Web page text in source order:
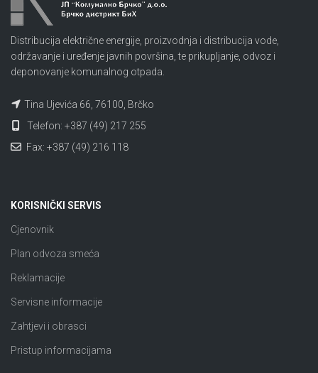
Distribucija električne energije, proizvodnja i distribucija vode,
održavanje i uređenje javnih površina, te prikupljanje, odvoz i
deponovanje komunalnog otpada.
Tina Ujevića 66, 76100, Brčko
Telefon: +387 (49) 217 255
Fax: +387 (49) 216 118
KORISNIČKI SERVIS
Cjenovnik
Plan odvoza smeća
Reklamacije
Servisne informacije
Zahtjevi i obrasci
Pristup informacijama